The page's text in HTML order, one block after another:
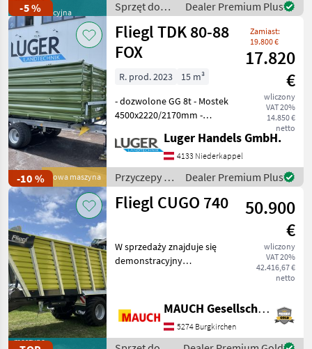
-5 %
demonstracyjna
- 30km/h COC-Papiere - B
Sprzęt do
nawożenia i
nawadniania
/ Fliegl
Dealer Premium Plus
-10 % Nowa maszyna
Fliegl TDK 80-88
FOX
Zamiast:
19.800 €
17.820
€
wliczony
VAT 20%
14.850 €
netto
R. prod. 2023
15 m³
- dozwolone GG 8t - Mostek
4500x2220/2170mm -
500mm - pierwsza
konstrukcja 500mm - druga
konstrukcja 500mm tylko
dla lekkich towarów -
Spręży
Luger Handels GmbH.
4133 Niederkappel
Przyczepy /
Fliegl
Dealer Premium Plus
maszyna
Fliegl CUGO 740
50.900
€
wliczony
VAT 20%
42.416,67 €
netto
W sprzedaży znajduje się
demonstracyjny
załadunkami: Wyposażenie:
- dopuszczalna masa
całkowita 22to - zawie
MAUCH Gesellschaft m.b.H. & Co.KG
5274 Burgkirchen